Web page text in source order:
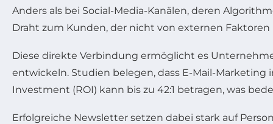
Anders als bei Social-Media-Kanälen, deren
Draht zum Kunden, der nicht von externen
Diese direkte Verbindung ermöglicht es
entwickeln. Studien belegen, dass E-Mail-
Investment (ROI) kann bis zu 42:1 betragen, was
Erfolgreiche Newsletter setzen dabei stark auf